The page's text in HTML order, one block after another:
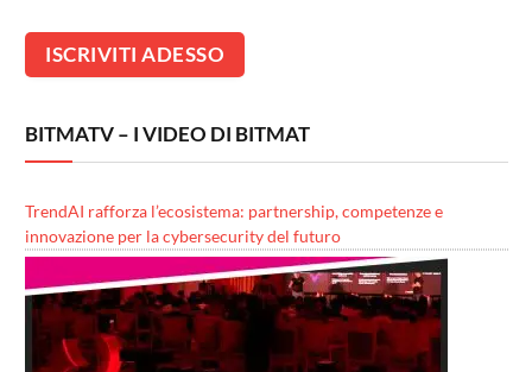
BITMATV – I VIDEO DI BITMAT
TrendAI rafforza l’ecosistema: partnership, competenze e
innovazione per la cybersecurity del futuro